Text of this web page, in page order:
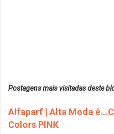
Postagens mais visitadas deste
Alfaparf | Alta Moda
Colors PINK